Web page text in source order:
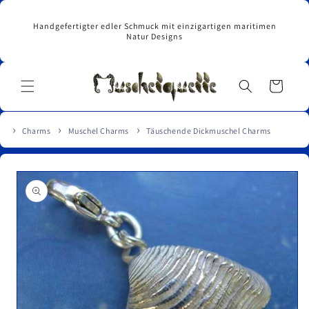
Inhalt
Handgefertigter edler Schmuck mit einzigartigen maritimen
Natur Designs
Warenkorb
Charms Muschel Charms Täuschende Dickmuschel Charms